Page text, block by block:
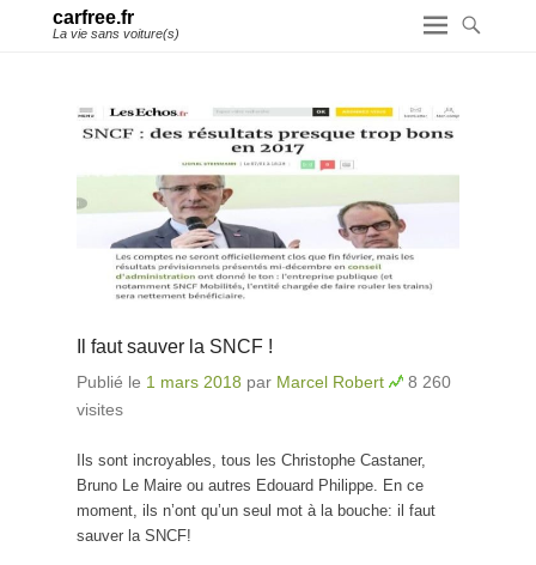
carfree.fr
La vie sans voiture(s)
Il faut sauver la SNCF !
Publié le 1 mars 2018 par Marcel Robert
8 260
visites
Ils sont incroyables, tous les Christophe Castaner,
Bruno Le Maire ou autres Edouard Philippe. En ce
moment, ils n’ont qu’un seul mot à la bouche: il faut
sauver la SNCF!